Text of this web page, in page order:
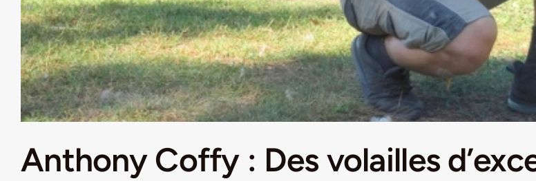
Anthony Coffy : Des volailles